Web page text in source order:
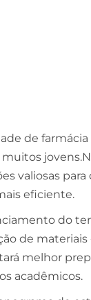
de
valiosas para
eficiente.
do
de materiais
melhor
acadêmicos.